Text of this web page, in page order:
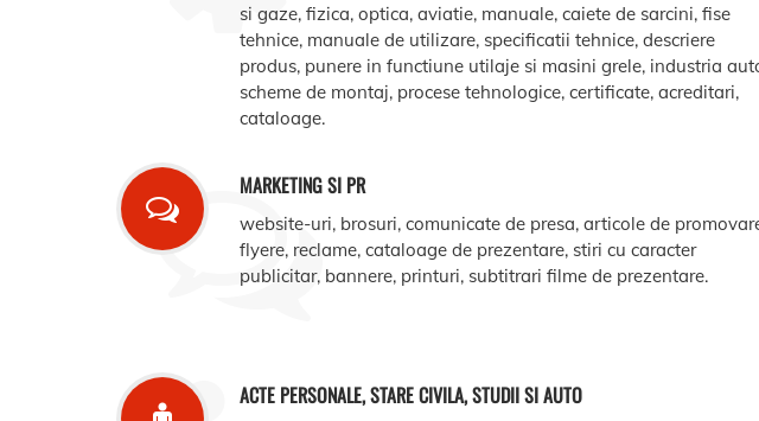
si gaze, fizica, optica, aviatie, manuale, caiete de sarcini, fise
tehnice, manuale de utilizare, specificatii tehnice, descriere
produs, punere in functiune utilaje si masini grele, industria
scheme de montaj, procese tehnologice, certificate, acreditari,
cataloage.
MARKETING SI PR
website-uri, brosuri, comunicate de presa, articole de
flyere, reclame, cataloage de prezentare, stiri cu caracter
publicitar, bannere, printuri, subtitrari filme de prezentare.
ACTE PERSONALE, STARE CIVILA, STUDII SI AUTO